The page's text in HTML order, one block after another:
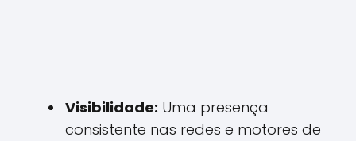
Visibilidade: Uma presença
consistente nas redes e motores de